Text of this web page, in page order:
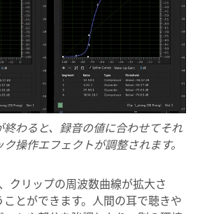
終わると、録音の値に合わせてそれ
操作エフェクトが調整されます。
クリップの周波数曲線が拡大さ
とができます。人間の耳で聴きや